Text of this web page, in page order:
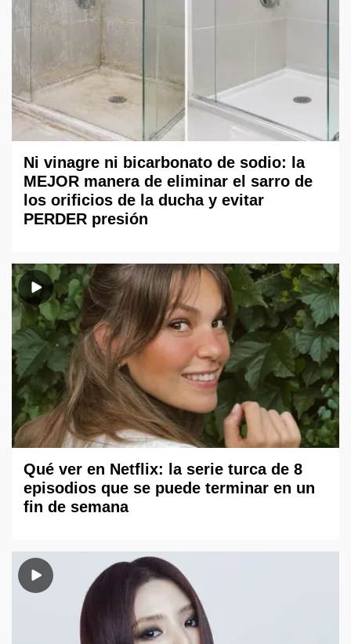
Ni vinagre ni bicarbonato de sodio: la
MEJOR manera de eliminar el sarro de
los orificios de la ducha y evitar
PERDER presión
Qué ver en Netflix: la serie turca de 8
episodios que se puede terminar en un
fin de semana